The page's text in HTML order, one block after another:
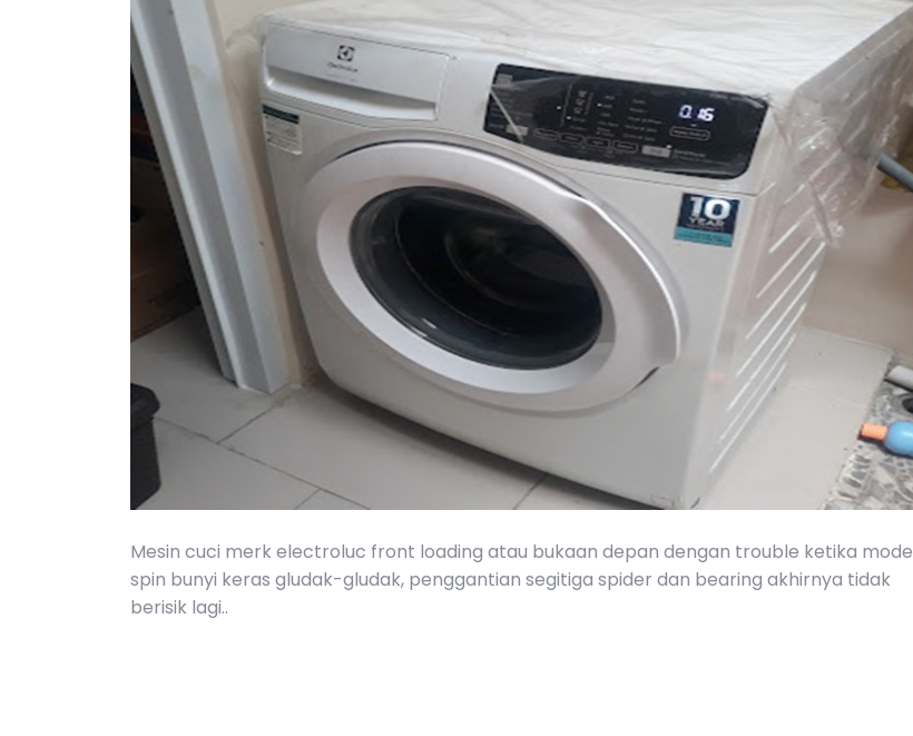
Mesin cuci merk electroluc front loading atau bukaan depan dengan trouble ketika mode
spin bunyi keras gludak-gludak, penggantian segitiga spider dan bearing akhirnya tidak
berisik lagi..